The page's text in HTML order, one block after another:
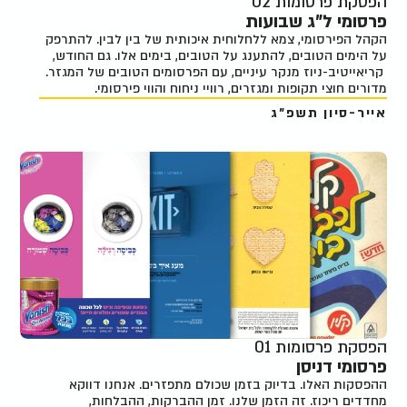
פרסומי ל"ג שבועות
הקהל הפירסומי, צמא ללחלוחית איכותית של בין לבין. להתרפק
על הימים הטובים, להתענג על הטובים, בימים אלו. גם החודש,
קריאייטיב-ניוז מנקר עיניים, עם הפרסומים הטובים של המגזר.
מדורים חוצי תקופות ומגזרים, רוויי ניחוח והווי פירסומי.
אייר-סיון תשפ"ג
הפסקת פרסומות 01
פרסומי דניסן
ההפסקות האלו. בדיוק בזמן שכולם מתפזרים. אנחנו דווקא
מחדדים ריכוז. זה הזמן שלנו. זמן ההברקות, ההבלחות,